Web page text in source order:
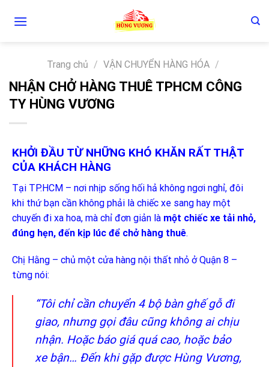
Trang chủ / VẬN CHUYỂN HÀNG HÓA /
NHẬN CHỞ HÀNG THUÊ TPHCM CÔNG
TY HÙNG VƯƠNG
KHỞI ĐẦU TỪ NHỮNG KHÓ KHĂN RẤT THẬT
CỦA KHÁCH HÀNG
Tại TP.HCM – nơi nhịp sống hối hả không ngơi nghỉ, đôi
khi thứ bạn cần không phải là chiếc xe sang hay một
chuyến đi xa hoa, mà chỉ đơn giản là một chiếc xe tải nhỏ,
đúng hẹn, đến kịp lúc để chở hàng thuê.
Chị Hằng – chủ một cửa hàng nội thất nhỏ ở Quận 8 –
từng nói:
“Tôi chỉ cần chuyển 4 bộ bàn ghế gỗ đi
giao, nhưng gọi đâu cũng không ai chịu
nhận. Hoặc báo giá quá cao, hoặc bảo
xe bận… Đến khi gặp được Hùng Vương,